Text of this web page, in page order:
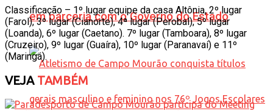
em parceria com o Governo do Estado
Classificação – 1º lugar equipe da casa Altônia, 2º lugar
(Farol), 3º lugar (Cianorte), 4ª lugar (Perobal), 5º lugar
(Loanda), 6º lugar (Caetano). 7º lugar (Tamboara), 8º lugar
(Cruzeiro), 9º lugar (Guaíra), 10º lugar (Paranavaí) e 11º
(Maringá).
VEJATAMBÉM